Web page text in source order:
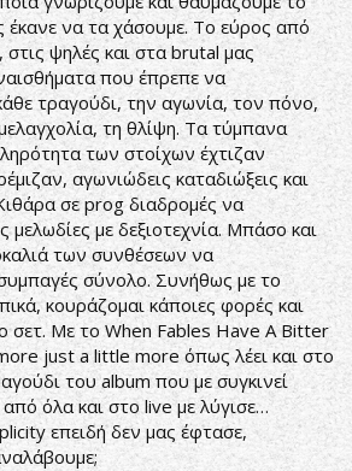
έκανε να τα χάσουμε. Το εύρος από
στις ψηλές και στα brutal μας
που έπρεπε να
τραγούδι, την αγωνία, τον πόνο,
τη θλίψη. Τα τύμπανα
των στοίχων έχτιζαν
αγωνιώδεις καταδιώξεις και
σε prog διαδρομές να
μελωδίες με δεξιοτεχνία. Μπάσο και
των συνθέσεων να
σύνολο. Συνήθως με το
κουράζομαι κάποιες φορές και
σετ. Με το When Fables Have A Bitter
just a little more όπως λέει και στο
του album που με συγκινεί
όλα και στο live με λύγισε…
επειδή δεν μας έφτασε,